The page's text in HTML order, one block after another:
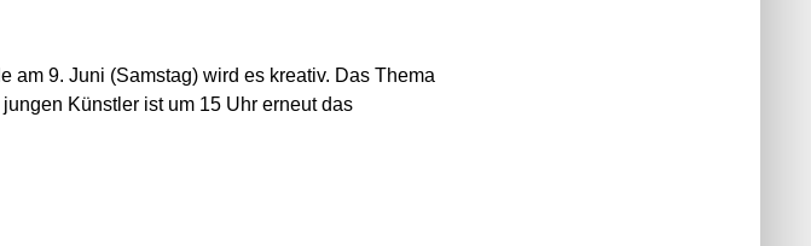
am 9. Juni (Samstag) wird es kreativ. Das Thema
Künstler ist um 15 Uhr erneut das